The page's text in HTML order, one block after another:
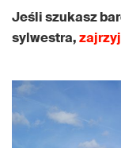
Jeśli szukasz
sylwestra,